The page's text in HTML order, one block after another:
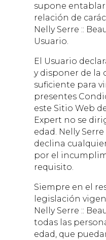
supone
relación de
Nelly Serre ::
Usuario.
El Usuario
y disponer de la
suficiente para
presentes
este Sitio Web
Expert no se
edad. Nelly
declina
por el
requisito.
Siempre en el
legislación
Nelly Serre ::
todas las
edad, que